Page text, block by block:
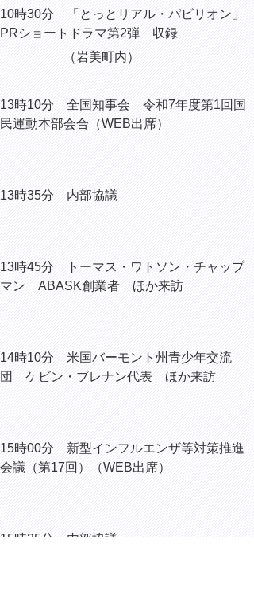
10時30分
「とっとリアル・パビリオン」
PRショートドラマ第2弾 収録
（岩美町内）
13時10分 全国知事会 令和7年度第1回国
民運動本部会合（WEB出席）
13時35分 内部協議
13時45分 トーマス・ワトソン・チャップ
マン ABASK創業者 ほか来訪
14時10分 米国バーモント州青少年交流
団 ケビン・ブレナン代表 ほか来訪
15時00分 新型インフルエンザ等対策推進
会議（第17回）（WEB出席）
15時35分 内部協議